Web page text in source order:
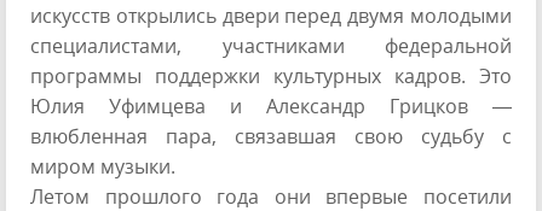
искусств открылись двери перед двумя молодыми
специалистами, участниками федеральной
программы поддержки культурных кадров. Это
Юлия Уфимцева и Александр Грицков —
влюбленная пара, связавшая свою судьбу с
миром музыки.
Летом прошлого года они впервые посетили